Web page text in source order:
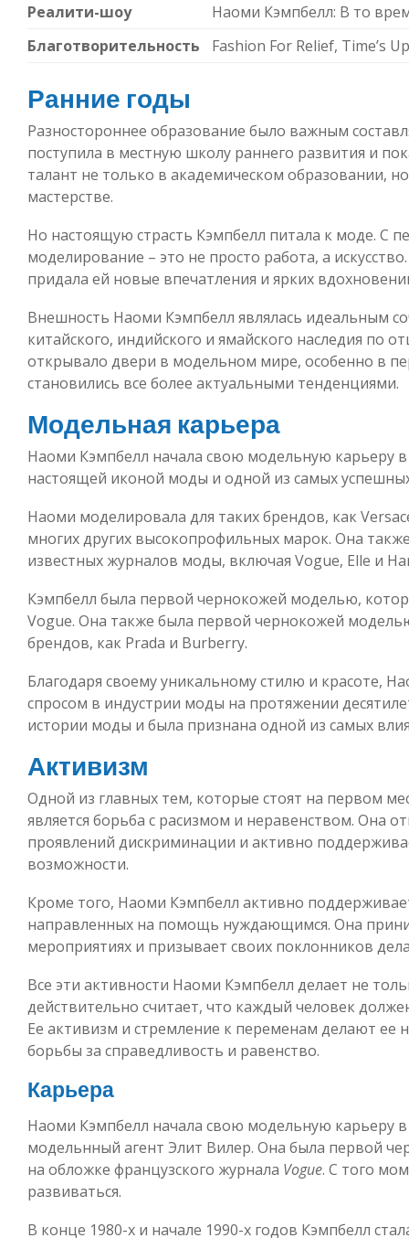
Реалити-шоу
Наоми Кэмпбелл: В то
Благотворительность
Fashion For Relief, Time’s
Ранние годы
Разностороннее образование было важным
поступила в местную школу раннего развития и
талант не только в академическом образовании,
мастерстве.
Но настоящую страсть Кэмпбелл питала к моде. С
моделирование – это не просто работа, а
придала ей новые впечатления и ярких
Внешность Наоми Кэмпбелл являлась идеальным
китайского, индийского и ямайского наследия по
открывало двери в модельном мире, особенно в
становились все более актуальными тенденциями.
Модельная карьера
Наоми Кэмпбелл начала свою модельную карьеру
настоящей иконой моды и одной из самых
Наоми моделировала для таких брендов, как
многих других высокопрофильных марок. Она
известных журналов моды, включая Vogue, Elle и
Кэмпбелл была первой чернокожей моделью,
Vogue. Она также была первой чернокожей
брендов, как Prada и Burberry.
Благодаря своему уникальному стилю и красоте,
спросом в индустрии моды на протяжении
истории моды и была признана одной из самых
Активизм
Одной из главных тем, которые стоят на первом
является борьба с расизмом и неравенством. Она
проявлений дискриминации и активно
возможности.
Кроме того, Наоми Кэмпбелл активно
направленных на помощь нуждающимся. Она
мероприятиях и призывает своих поклонников
Все эти активности Наоми Кэмпбелл делает не
действительно считает, что каждый человек
Ее активизм и стремление к переменам делают ее
борьбы за справедливость и равенство.
Карьера
Наоми Кэмпбелл начала свою модельную карьеру
модельнный агент Элит Вилер. Она была первой
на обложке французского журнала Vogue. С того
развиваться.
В конце 1980-х и начале 1990-х годов Кэмпбелл